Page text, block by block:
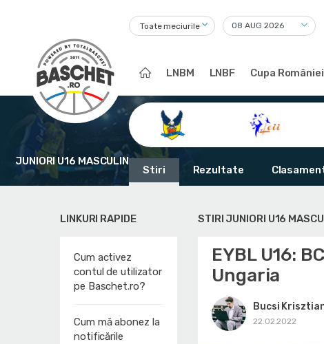
Toate meciurile
LNBM LNBF Cupa României
JUNIORI U16 MASCULIN
Stiri Rezultate
LINKURI RAPIDE
Cum activez
contul de utilizator
pe Baschet.ro?
Cum mă abonez la
notificările
STIRI JUNIORI U16
EYBL U16:
Ungaria
Bucsi
22.02.2022